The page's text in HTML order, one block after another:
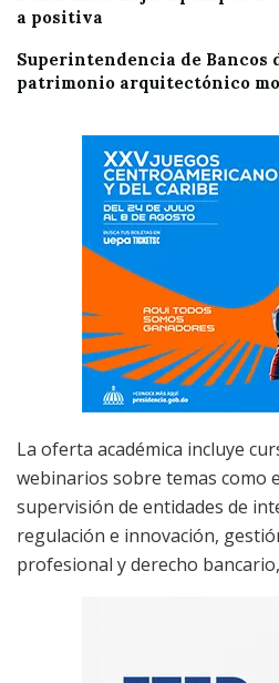
a positiva
Superintendencia de Bancos
patrimonio arquitectónico
La oferta académica incluye
webinarios sobre temas como
supervisión de entidades de
regulación e innovación,
profesional y derecho